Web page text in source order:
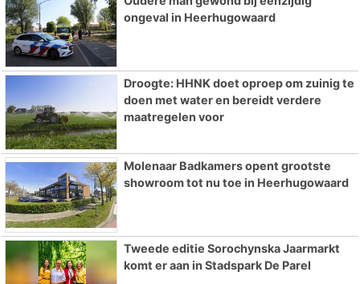
ongeval in Heerhugowaard
Droogte: HHNK doet oproep om zuinig te
doen met water en bereidt verdere
maatregelen voor
Molenaar Badkamers opent grootste
showroom tot nu toe in Heerhugowaard
Tweede editie Sorochynska Jaarmarkt
komt er aan in Stadspark De Parel